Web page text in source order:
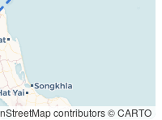
contributors © CARTO